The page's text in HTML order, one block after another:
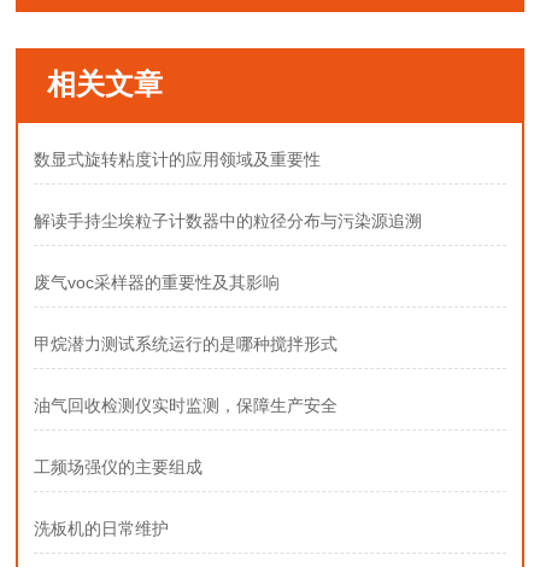
相关文章
数显式旋转粘度计的应用领域及重要性
解读手持尘埃粒子计数器中的粒径分布与污染源追溯
废气voc采样器的重要性及其影响
甲烷潜力测试系统运行的是哪种搅拌形式
油气回收检测仪实时监测，保障生产安全
工频场强仪的主要组成
洗板机的日常维护